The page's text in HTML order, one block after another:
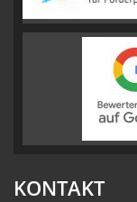
KONTAKT